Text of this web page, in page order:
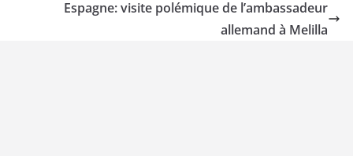
Espagne: visite polémique de l’ambassadeur
allemand à Melilla